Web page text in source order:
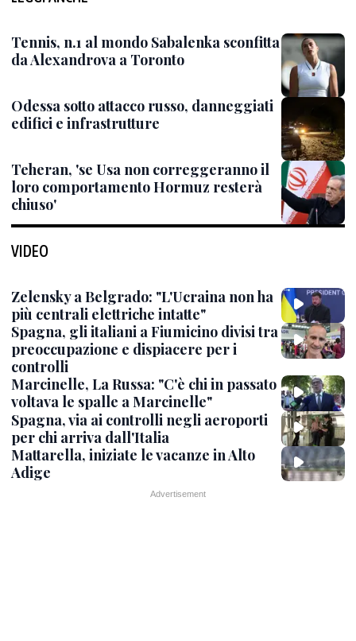
Tennis, n.1 al mondo Sabalenka sconfitta
da Alexandrova a Toronto
Odessa sotto attacco russo, danneggiati
edifici e infrastrutture
Teheran, 'se Usa non correggeranno il
loro comportamento Hormuz resterà
chiuso'
VIDEO
Zelensky a Belgrado: "L'Ucraina non ha
più centrali elettriche intatte"
Spagna, gli italiani a Fiumicino divisi tra
preoccupazione e dispiacere per i
controlli
Marcinelle, La Russa: "C'è chi in passato
voltava le spalle a Marcinelle"
Spagna, via ai controlli negli aeroporti
per chi arriva dall'Italia
Mattarella, iniziate le vacanze in Alto
Adige